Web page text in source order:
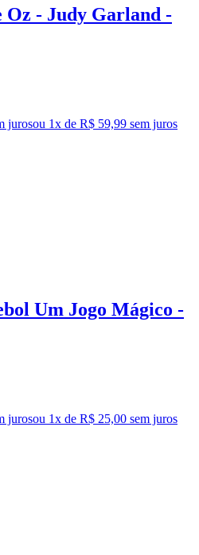
Oz - Judy Garland -
jurosou 1x de R$ 59,99 sem juros
Um Jogo Mágico -
jurosou 1x de R$ 25,00 sem juros